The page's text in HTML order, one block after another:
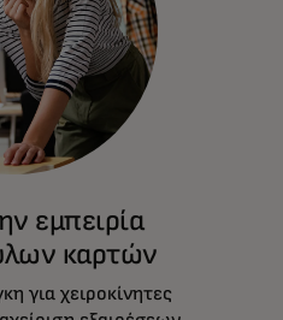
εμπειρία
καρτών
για χειροκίνητες